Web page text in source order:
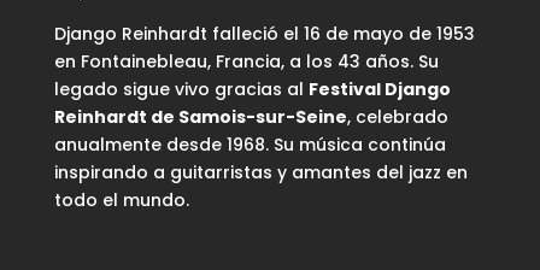
Django Reinhardt falleció el 16 de mayo de 1953
en Fontainebleau, Francia, a los 43 años. Su
legado sigue vivo gracias al Festival Django
Reinhardt de Samois-sur-Seine, celebrado
anualmente desde 1968. Su música continúa
inspirando a guitarristas y amantes del jazz en
todo el mundo.